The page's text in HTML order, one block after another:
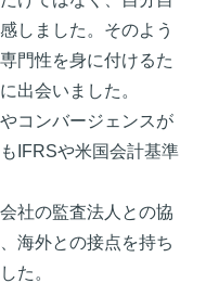
しました。そのよう
門性を身に付けるた
出会いました。
コンバージェンスが
IFRSや米国会計基準
社の監査法人との協
海外との接点を持ち
た。